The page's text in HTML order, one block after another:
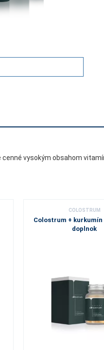
vysokým obsahom
COLOSTRUM
Colostrum +
doplnok